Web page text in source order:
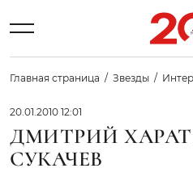
Главная страница Звезды
20.01.2010 12:01
ДМИТРИЙ
СУКАЧЕВ